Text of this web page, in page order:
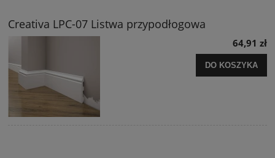
Creativa LPC-07 Listwa przypodłogowa
64,91 zł
DO KOSZYKA